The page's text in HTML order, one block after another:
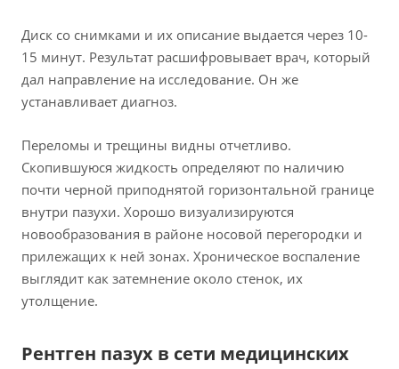
Диск со снимками и их описание выдается через 10-
15 минут. Результат расшифровывает врач, который
дал направление на исследование. Он же
устанавливает диагноз.
Переломы и трещины видны отчетливо.
Скопившуюся жидкость определяют по наличию
почти черной приподнятой горизонтальной границе
внутри пазухи. Хорошо визуализируются
новообразования в районе носовой перегородки и
прилежащих к ней зонах. Хроническое воспаление
выглядит как затемнение около стенок, их
утолщение.
Рентген пазух в сети медицинских